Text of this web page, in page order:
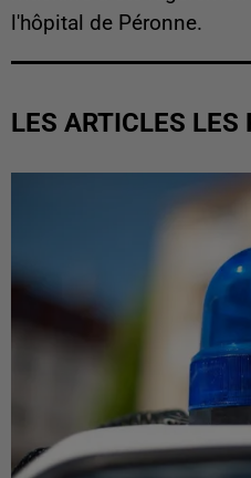
l'hôpital de Péronne.
LES ARTICLES LES